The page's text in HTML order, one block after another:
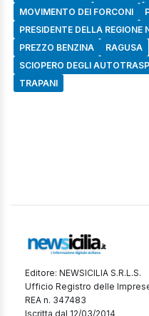
MOVIMENTO DEI FORCONI
PRESIDENTE DELLA REGIONE
PREZZO BENZINA
RAGUSA
SCIOPERO DEGLI
TRAPANI
Editore: NEWSICILIA S.R.L.S.
Ufficio Registro delle
REA n. 347483
Iscritta dal 12/03/2014